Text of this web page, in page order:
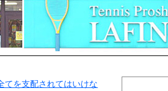
てを支配されてはいけな